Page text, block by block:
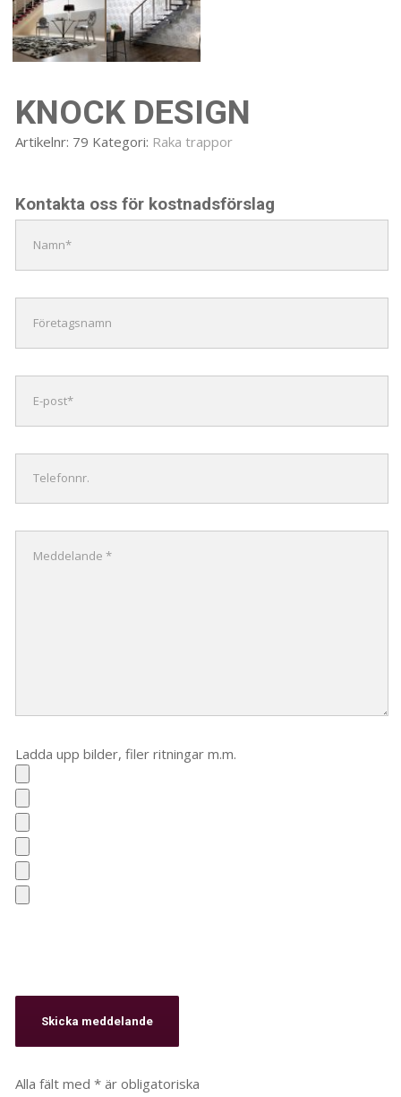
KNOCK DESIGN
Artikelnr: 79 Kategori: Raka trappor
Kontakta oss för kostnadsförslag
Ladda upp bilder, filer ritningar m.m.
Alla fält med * är obligatoriska